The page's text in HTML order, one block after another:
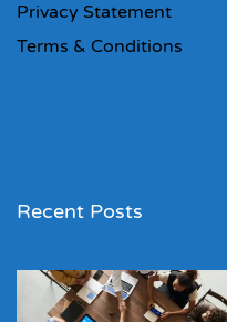
Privacy Statement
Terms & Conditions
Recent Posts